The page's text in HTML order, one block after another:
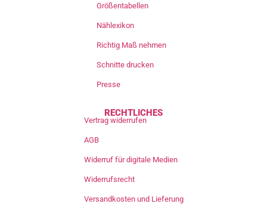
Größentabellen
Nählexikon
Richtig Maß nehmen
Schnitte drucken
Presse
RECHTLICHES
Vertrag widerrufen
AGB
Widerruf für digitale Medien
Widerrufsrecht
Versandkosten und Lieferung